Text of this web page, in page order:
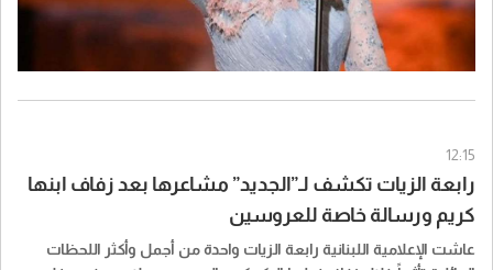
12:15
رابعة الزيات تكشف لـ”الجديد” مشاعرها بعد زفاف ابنها
كريم ورسالة خاصة للعروسين
عاشت الإعلامية اللبنانية رابعة الزيات واحدة من أجمل وأكثر اللحظات